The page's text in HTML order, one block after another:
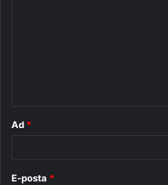
Ad *
E-posta *